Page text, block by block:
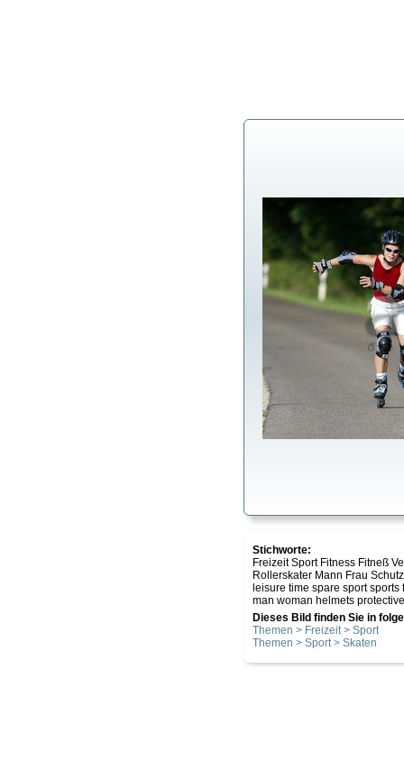
Stichworte:
Freizeit Sport Fitness Fitneß
Rollerskater Mann Frau
leisure time spare sport
man woman helmets
Dieses Bild finden Sie in
Themen > Freizeit > Sport
Themen > Sport > Skaten